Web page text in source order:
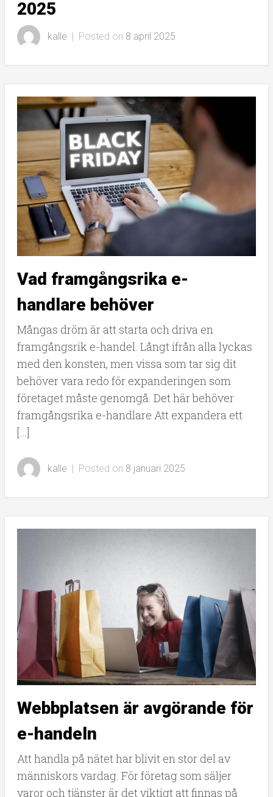
2025
kalle | Posted on 8 april 2025
Vad framgångsrika e-
handlare behöver
Mångas dröm är att starta och driva en
framgångsrik e-handel. Långt ifrån alla lyckas
med den konsten, men vissa som tar sig dit
behöver vara redo för expanderingen som
företaget måste genomgå. Det här behöver
framgångsrika e-handlare Att expandera ett
[…]
kalle Posted on 8 januari 2025
Webbplatsen är avgörande för
e-handeln
Att handla på nätet har blivit en stor del av
människors vardag. För företag som säljer
varor och tjänster är det viktigt att finnas på